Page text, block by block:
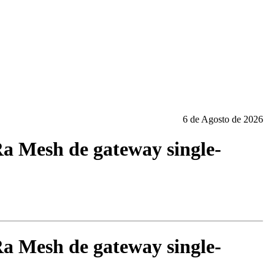
6 de Agosto de 2026
Mesh de gateway single-
Mesh de gateway single-